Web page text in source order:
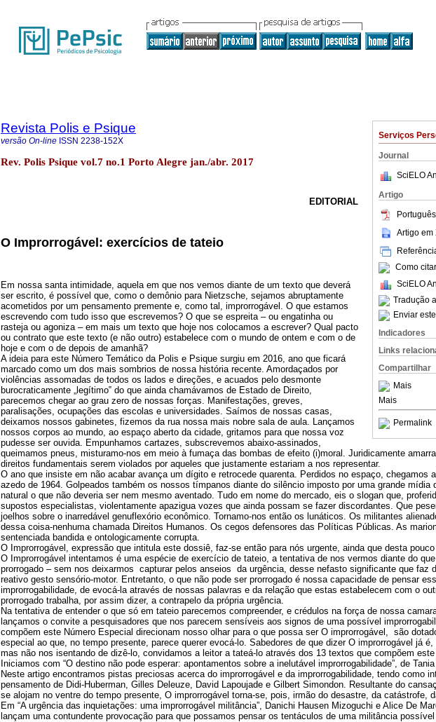
Serviços
Journal
SciELO
Artigo
Artigo em
Como
SciELO
Tradução
Enviar
Indicadores
Links
Compartilhar
Mais
Mais
Permalink
Revista Polis e Psique
versão On-line ISSN 2238-152X
Rev. Polis Psique vol.7 no.1 Porto Alegre jan./abr. 2017
EDITORIAL
O Improrrogável: exercícios de tateio
Em nossa santa intimidade, aquela em que nos vemos diante de um texto que deverá
ser escrito, é possível que, como o demônio para Nietzsche, sejamos abruptamente
acometidos por um pensamento premente e, como tal, improrrogável. O que estamos
escrevendo com tudo isso que escrevemos? O que se espreita – ou engatinha ou
rasteja ou agoniza – em mais um texto que hoje nos colocamos a escrever? Qual pacto
ou contrato que este texto (e não outro) estabelece com o mundo de ontem e com o de
hoje e com o de depois de amanhã?
A ideia para este Número Temático da Polis e Psique surgiu em 2016, ano que ficará
marcado como um dos mais sombrios de nossa história recente. Amordaçados por
violências assomadas de todos os lados e direções, e acuados pelo desmonte
burocraticamente „legítimo‟ do que ainda chamávamos de Estado de Direito,
parecemos chegar ao grau zero de nossas forças. Manifestações, greves,
paralisações, ocupações das escolas e universidades. Saímos de nossas casas,
deixamos nossos gabinetes, fizemos da rua nossa mais nobre sala de aula. Lançamos
nossos corpos ao mundo, ao espaço aberto da cidade, gritamos para que nossa voz
pudesse ser ouvida. Empunhamos cartazes, subscrevemos abaixo-assinados,
queimamos pneus, misturamo-nos em meio à fumaça das bombas de efeito (i)moral. Juridicamente
direitos fundamentais serem violados por aqueles que justamente estariam a nos representar.
O ano que insiste em não acabar avança um dígito e retrocede quarenta. Perdidos no espaço, chegamos
azedo de 1964. Golpeados também os nossos tímpanos diante do silêncio imposto por uma grande mídia
natural o que não deveria ser nem mesmo aventado. Tudo em nome do mercado, eis o slogan que,
supostos especialistas, violentamente apazigua vozes que ainda possam se fazer discordantes. Que
joelhos sobre o inarredável genuflexório econômico. Tornamo-nos então os lunáticos. Os militantes
dessa coisa-nenhuma chamada Direitos Humanos. Os cegos defensores das Políticas Públicas. As
sentenciada bandida e ontologicamente corrupta.
O Improrrogável, expressão que intitula este dossiê, faz-se então para nós urgente, ainda que desta
O Improrrogável intentamos é uma espécie de exercício de tateio, a tentativa de nos vermos diante do
prorrogado – sem nos deixarmos capturar pelos anseios da urgência, desse nefasto significante que faz
reativo gesto sensório-motor. Entretanto, o que não pode ser prorrogado é nossa capacidade de pensar
improrrogabilidade, de evocá-la através de nossas palavras e da relação que estas estabelecem com o
prorrogado trabalha, por assim dizer, a contrapelo da própria urgência.
Na tentativa de entender o que só em tateio parecemos compreender, e crédulos na força de nossa
lançamos o convite a pesquisadores que nos parecem sensíveis aos signos de uma possível
compõem este Número Especial direcionam nosso olhar para o que possa ser O improrrogável, são
especial ao que, no tempo presente, parece querer evocá-lo. Sabedores de que dizer O improrrogável já é,
mas não nos isentando de dizê-lo, convidamos a leitor a tateá-lo através dos 13 textos que compõem este
Iniciamos com “O destino não pode esperar: apontamentos sobre a inelutável improrrogabilidade”, de
Neste artigo encontramos pistas preciosas acerca do improrrogável e da improrrogabilidade, tendo como
pensamento de Didi-Huberman, Gilles Deleuze, David Lapoujade e Gilbert Simondon. Resultante do
se alojam no ventre do tempo presente, O improrrogável torna-se, pois, irmão do desastre, da catástrofe,
Em “A urgência das inquietações: uma improrrogável militância”, Danichi Hausen Mizoguchi e Alice De
lançam uma contundente provocação para que possamos pensar os tentáculos de uma militância